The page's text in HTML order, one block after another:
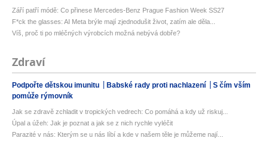
Září patří módě: Co přinese Mercedes-Benz Prague Fashion Week SS27
F*ck the glasses: AI Meta brýle mají zjednodušit život, zatím ale děla...
Víš, proč ti po mléčných výrobcích možná nebývá dobře?
Zdraví
Podpořte dětskou imunitu Babské rady proti nachlazení
S čím vším
pomůže rýmovník
Jak se zdravě zchladit v tropických vedrech: Co pomáhá a kdy už riskuj...
Úpal a úžeh: Jak je poznat a jak se z nich rychle vyléčit
Parazité v nás: Kterým se u nás líbí a kde v našem těle je můžeme nají...